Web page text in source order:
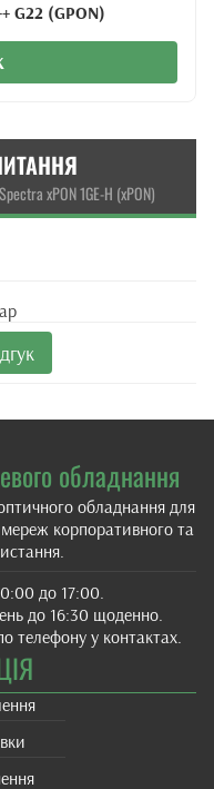
G22 (GPON)
xPON 1GE-H (xPON)
обладнання
обладнання для
корпоративного та
до 17:00.
до 16:30 щоденно.
телефону у контактах.